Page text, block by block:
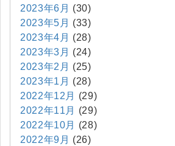
2023年6月 (30)
2023年5月 (33)
2023年4月 (28)
2023年3月 (24)
2023年2月 (25)
2023年1月 (28)
2022年12月
(29)
2022年11月
(29)
2022年10月
(28)
2022年9月 (26)